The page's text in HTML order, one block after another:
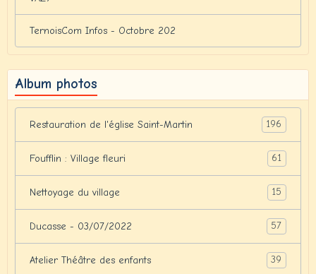
TernoisCom Infos - Octobre 202
Album photos
Restauration de l'église Saint-Martin 196
Foufflin : Village fleuri 61
Nettoyage du village 15
Ducasse - 03/07/2022 57
Atelier Théâtre des enfants 39